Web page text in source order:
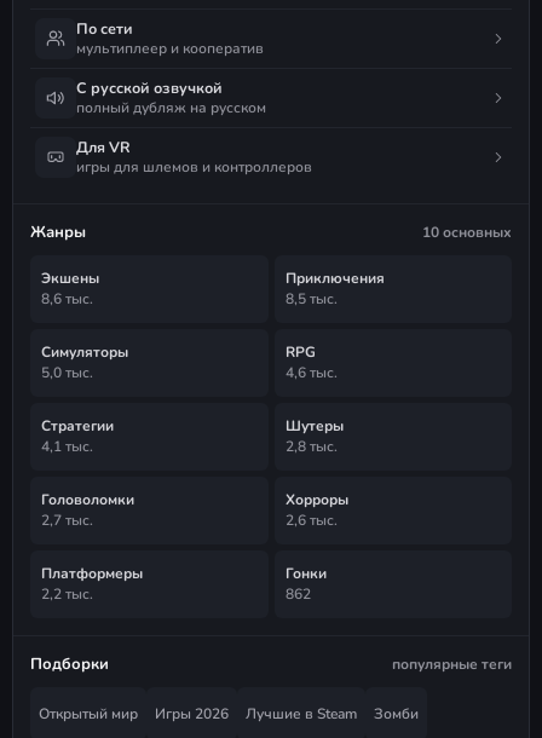
По сети
мультиплеер и кооператив
С русской озвучкой
полный дубляж на русском
Для VR
игры для шлемов и контроллеров
Жанры 10 основных
Экшены
8,6 тыс.
Приключения
8,5 тыс.
Симуляторы
5,0 тыс.
RPG
4,6 тыс.
Стратегии
4,1 тыс.
Шутеры
2,8 тыс.
Головоломки
2,7 тыс.
Хорроры
2,6 тыс.
Платформеры
2,2 тыс.
Гонки
862
Подборки популярные теги
Открытый мир Игры 2026 Лучшие в Steam Зомби